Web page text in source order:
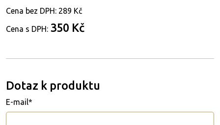
Cena bez DPH: 289 Kč
Cena s DPH: 350 Kč
Dotaz k produktu
E-mail*